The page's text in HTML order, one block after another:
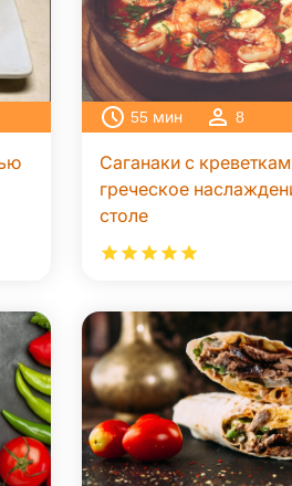
55 мин 8
Саганаки с
греческое
столе